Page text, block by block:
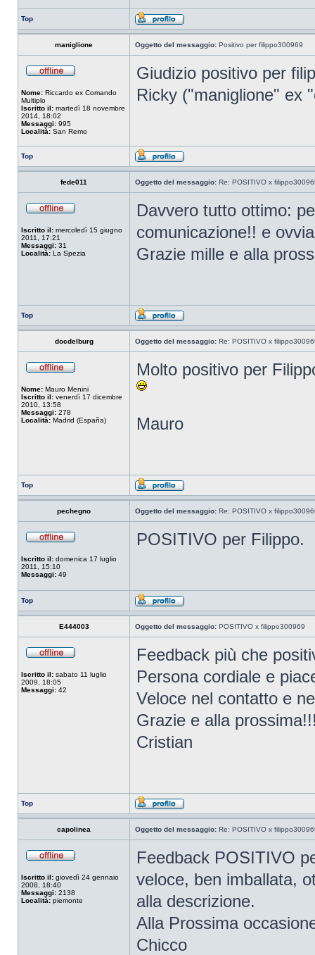
Top
maniglione Oggetto del messaggio: Positivo per filippo300969
Nome: Riccardo ex Comando
Multiplo
Iscritto il: martedì 18 novembre
2014, 18:02
Messaggi: 995
Località: San Remo
Giudizio positivo per
Ricky ("maniglione" ex
Top
fede011 Oggetto del messaggio: Re: POSITIVO x
Iscritto il: mercoledì 15 giugno
2011, 17:21
Messaggi: 31
Località: La Spezia
Davvero tutto ottimo:
comunicazione!! e
Grazie mille e alla
Top
docdelburg Oggetto del messaggio: Re: POSITIVO x
Nome: Mauro Menini
Iscritto il: venerdì 17 dicembre
2010, 13:58
Messaggi: 278
Località: Madrid (España)
Molto positivo per
Mauro
Top
pechegno Oggetto del messaggio: Re: POSITIVO x
Iscritto il: domenica 17 luglio
2011, 15:10
Messaggi: 49
POSITIVO per Filippo.
Top
E444003 Oggetto del messaggio: POSITIVO x filippo300969
Iscritto il: sabato 11 luglio
2009, 18:05
Messaggi: 42
Feedback più che
Persona cordiale e
Veloce nel contatto e
Grazie e alla
Cristian
Top
capolinea Oggetto del messaggio: Re: POSITIVO x
Iscritto il: giovedì 24 gennaio
2008, 18:40
Messaggi: 2138
Località: piemonte
Feedback POSITIVO
veloce, ben imballata,
alla descrizione.
Alla Prossima
Chicco